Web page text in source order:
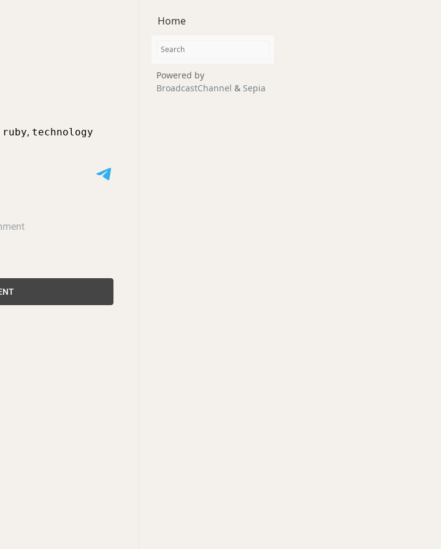
ruby, technology
Home
Powered by
BroadcastChannel & Sepia